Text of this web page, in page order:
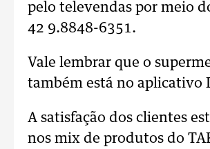
pelo televendas por meio
42 9.8848-6351.
Vale lembrar que o
também está no aplicativo
A satisfação dos clientes
nos mix de produtos do